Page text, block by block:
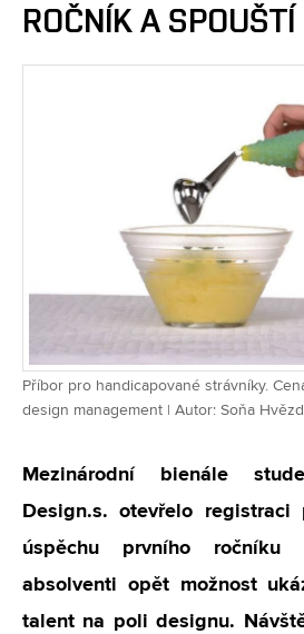
ROČNÍK A
Příbor pro handicapované strávníky.
design management | Autor: Soňa
Mezinárodní bienále
Design.s. otevřelo registraci
úspěchu prvního
absolventi opět možnost
talent na poli designu.